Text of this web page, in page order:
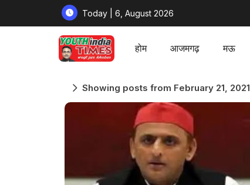
Today | 6, August 2026
होम आजमगढ़ मऊ
Showing posts from February 21, 2021